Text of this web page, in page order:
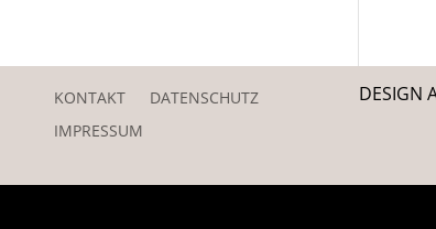
KONTAKT
DATENSCHUTZ
IMPRESSUM
DESIGN